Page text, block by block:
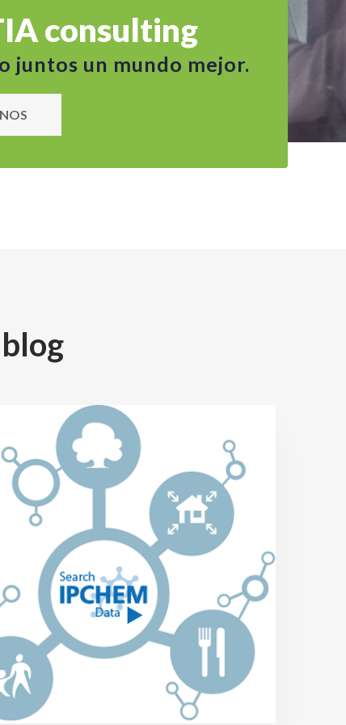
consulting
juntos un mundo mejor.